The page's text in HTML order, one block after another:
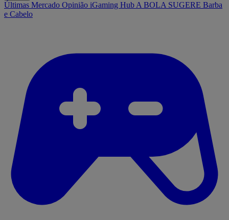
Últimas Mercado Opinião iGaming Hub A BOLA SUGERE Barba
e Cabelo